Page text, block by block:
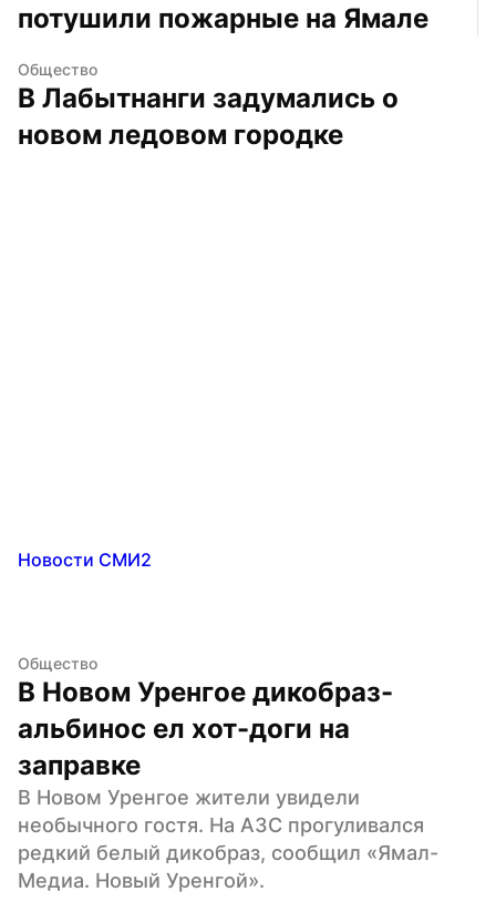
потушили пожарные на Ямале
Общество
В Лабытнанги задумались о
новом ледовом городке
Новости СМИ2
Общество
В Новом Уренгое дикобраз-
альбинос ел хот-доги на
заправке
В Новом Уренгое жители увидели
необычного гостя. На АЗС прогуливался
редкий белый дикобраз, сообщил «Ямал-
Медиа. Новый Уренгой».